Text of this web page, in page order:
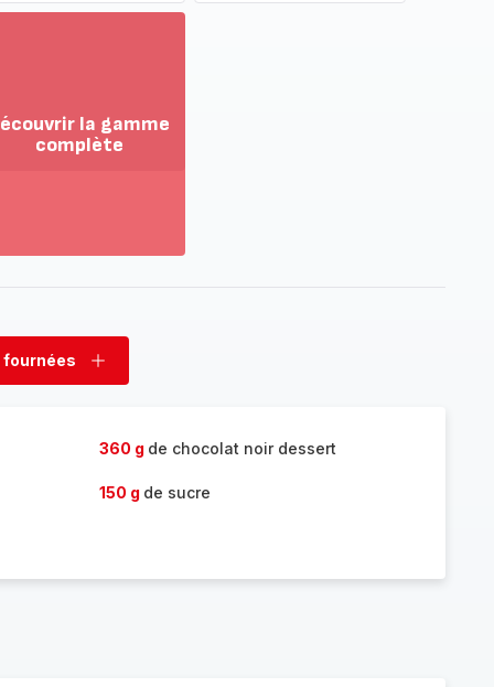
la gamme
complète
fournées
Ajouter
360 g de chocolat noir dessert
150 g de sucre